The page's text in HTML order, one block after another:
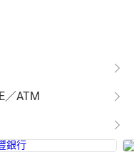
／ATM